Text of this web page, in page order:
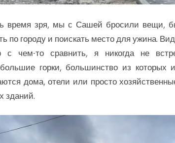
время зря, мы с Сашей бросили вещи,
по городу и поискать место для ужина.
чем-то сравнить, я никогда не
горки, большинство из которых
дома, отели или просто
зданий.